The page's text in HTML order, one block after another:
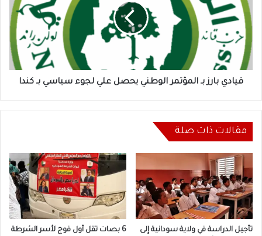
المؤتمر
الوطني
يحصل
علي
لجوء
سياسي
قيادي بارز بـ المؤتمر الوطني يحصل علي لجوء سياسي بـ كندا
مقالات ذات صلة
تأجيل الدراسة في ولاية سودانية إلى
6 بصات تقل أول فوج لأسر الشرطة